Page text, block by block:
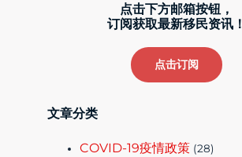
点击下方邮箱按钮，
订阅获取最新移民资讯！
点击订阅
文章分类
COVID-19疫情政策 (28)